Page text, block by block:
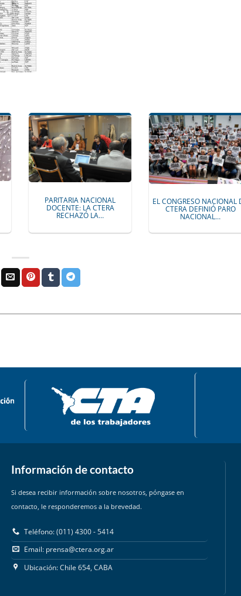
PARITARIA NACIONAL
DOCENTE: LA CTERA
RECHAZÓ LA…
EL CONGRESO NACIONAL
CTERA DEFINIÓ PARO
NACIONAL…
Información de contacto
Si desea recibir información sobre nosotros, póngase en
contacto, le responderemos a la brevedad.
Teléfono: (011) 4300 - 5414
Email: prensa@ctera.org.ar
Ubicación: Chile 654, CABA